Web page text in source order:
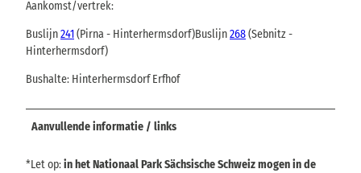
Aankomst/vertrek:
Buslijn241(Pirna - Hinterhermsdorf)Buslijn268(Sebnitz -
Hinterhermsdorf)
Bushalte: Hinterhermsdorf Erfhof
Aanvullende informatie / links
*Let op:in het Nationaal Park Sächsische Schweiz mogen in de